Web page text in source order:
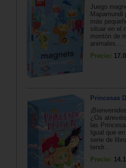
Juego
Mapamundi
más
situar en el
montón de
animales....
Precio:
Princesas
¿Os
las
Igual que
serie de
tendr...
Precio: